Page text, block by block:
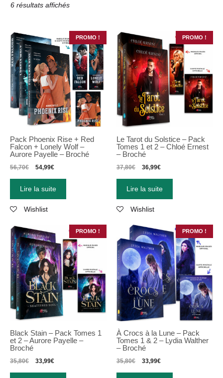
6 résultats affichés
PROMO !
Pack Phoenix Rise + Red
Falcon + Lonely Wolf –
Aurore Payelle – Broché
56,70€ 54,99€
Lire la suite
Wishlist
PROMO !
Le Tarot du Solstice – Pack
Tomes 1 et 2 – Chloé Ernest
– Broché
37,80€ 36,99€
Lire la suite
Wishlist
PROMO !
Black Stain – Pack Tomes 1
et 2 – Aurore Payelle –
Broché
35,80€ 33,99€
PROMO !
À Crocs à la Lune – Pack
Tomes 1 & 2 – Lydia Walther
– Broché
35,80€ 33,99€